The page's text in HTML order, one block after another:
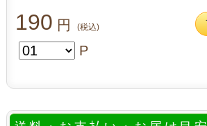
190 円 (税込)
P